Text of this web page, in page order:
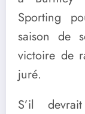
Sporting
saison de
victoire de
juré.
S’il